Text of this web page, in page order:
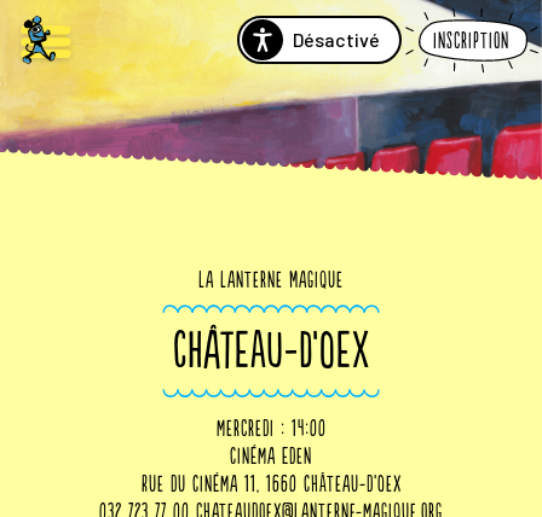
Désactivé Inscription
La Lanterne Magique
CHÂTEAU-D’OEX
mercredi : 14:00
Cinéma Eden
Rue du Cinéma 11, 1660 Château-d’Oex